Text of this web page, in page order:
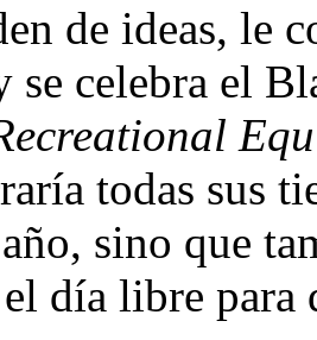
de ideas, le
se celebra el
todas sus
sino que
día libre